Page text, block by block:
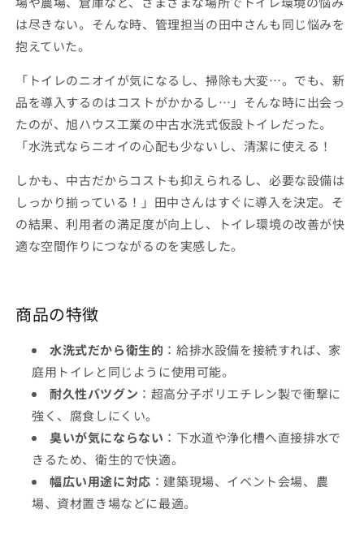
和
式
旭
ハ
ウ
ス
工
業
AUG-
1W+15WS
の
数
量
ら
す
和
ハ
ウ
工
業
AUG-
1W+15WS
の
数
量
は尽きない。そんな時、管理担当の田中さんも同じ悩みを
抱えていた。
「トイレのニオイが気になるし、掃除も大変…。でも、新
品を導入するのはコストがかかるし…」そんな時に出会っ
たのが、旭ハウス工業の中古水洗式仮設トイレだった。
「水洗式ならニオイの心配も少ないし、清潔に使える！
しかも、中古だからコストも抑えられるし、必要な設備は
しっかり揃っている！」田中さんはすぐに導入を決定。そ
の結果、利用者の満足度が向上し、トイレ環境の改善が快
適な空間作りにつながるのを実感した。
商品の特徴
水洗式だから衛生的 ：給排水設備を接続すれば、家
庭用トイレと同じように使用可能。
耐久性バツグン ：超高分子ポリエチレン製で衝撃に
強く、腐食しにくい。
臭いが気にならない ：下水道や浄化槽へ直接排水で
きるため、衛生的で快適。
幅広い用途に対応 ：建築現場、イベント会場、農
場、資材置き場などに最適。